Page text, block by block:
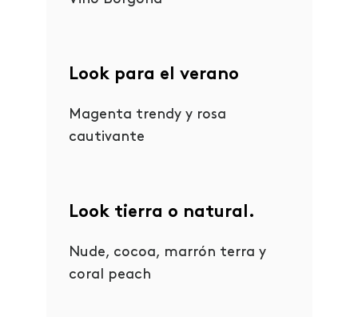
Look para el verano
Magenta trendy y rosa
cautivante
Look tierra o natural.
Nude, cocoa, marrón terra y
coral peach